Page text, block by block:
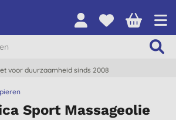
voor duurzaamheid sinds 2008
Sport Massageolie